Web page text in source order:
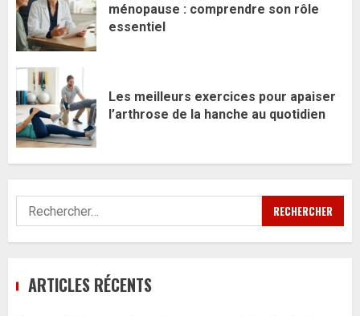
ménopause : comprendre son rôle
essentiel
Les meilleurs exercices pour apaiser
l’arthrose de la hanche au quotidien
Rechercher :
ARTICLES RÉCENTS